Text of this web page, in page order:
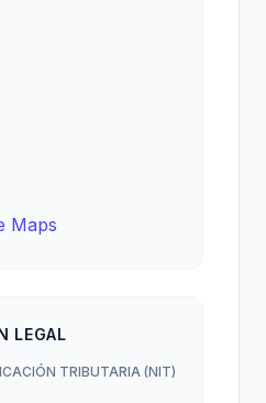
Maps
LEGAL
TRIBUTARIA (NIT)